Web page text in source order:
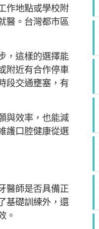
作地點或學校附
醫。台灣都市區
，這樣的選擇能
附近有合作停車
段交通壅塞，有
與效率，也能減
護口腔健康從選
醫師是否具備正
基礎訓練外，還
。